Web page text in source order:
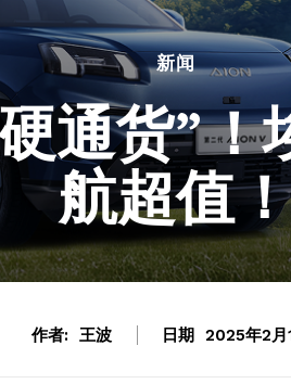
新闻
通货”
航超值
作者: 王波 日期 2025年2月